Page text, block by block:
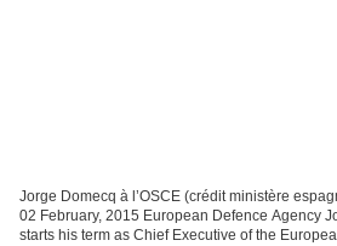
Jorge Domecq à l’OSCE (crédit ministère
02 February, 2015 European Defence Agency
starts his term as Chief Executive of the